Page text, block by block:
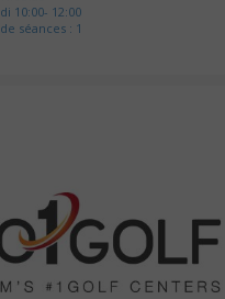
10:00- 12:00
séances : 1